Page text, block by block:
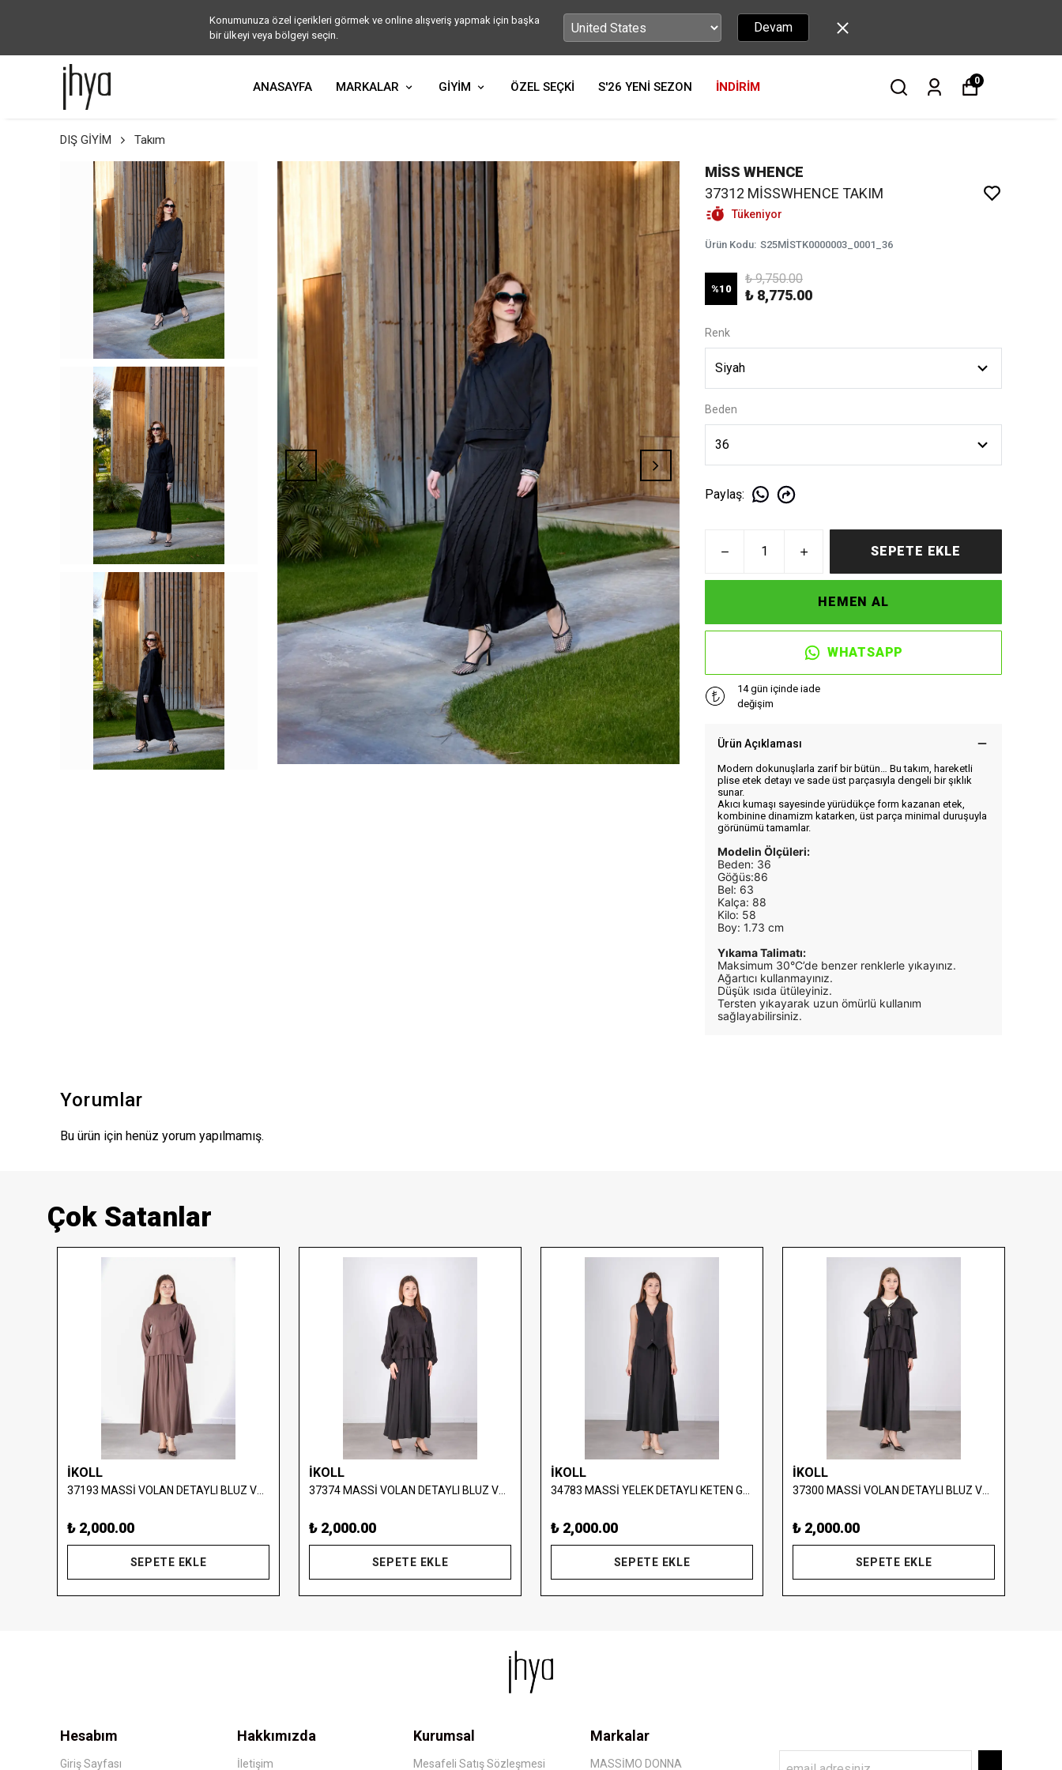
Konumunuza özel içerikleri görmek ve online alışveriş yapmak için başka
bir ülkeyi veya bölgeyi seçin.
Devam
ANASAYFA MARKALAR GİYİM ÖZEL SEÇKİ S'26 YENİ SEZON İNDİRİM 0
DIŞ GİYİM Takım
MİSS WHENCE
37312 MİSSWHENCE TAKIM
Tükeniyor
Ürün Kodu: S25MİSTK0000003_0001_36
%10
₺ 9,750.00
₺ 8,775.00
Renk
Beden
Paylaş:
SEPETE EKLE
HEMEN AL
WHATSAPP
14 gün içinde iade
değişim
Ürün Açıklaması
Modern dokunuşlarla zarif bir bütün… Bu takım, hareketli
plise etek detayı ve sade üst parçasıyla dengeli bir şıklık
sunar.
Akıcı kumaşı sayesinde yürüdükçe form kazanan etek,
kombinine dinamizm katarken, üst parça minimal duruşuyla
görünümü tamamlar.
Modelin Ölçüleri:
Beden: 36
Göğüs:86
Bel: 63
Kalça: 88
Kilo: 58
Boy: 1.73 cm
Yıkama Talimatı:
Maksimum 30°C’de benzer renklerle yıkayınız.
Ağartıcı kullanmayınız.
Düşük ısıda ütüleyiniz.
Tersten yıkayarak uzun ömürlü kullanım
sağlayabilirsiniz.
Yorumlar
Bu ürün için henüz yorum yapılmamış.
Çok Satanlar
İKOLL
₺ 2,000.00
SEPETE EKLE
İKOLL
₺ 2,000.00
SEPETE EKLE
İKOLL
₺ 2,000.00
SEPETE EKLE
İKOLL
₺ 2,000.00
SEPETE EKLE
Hesabım
Giriş Sayfası
Hakkımızda
İletişim
Kurumsal
Mesafeli Satış Sözleşmesi
Markalar
MASSİMO DONNA